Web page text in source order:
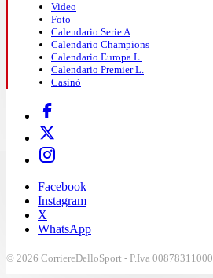
Video
Foto
Calendario Serie A
Calendario Champions
Calendario Europa L.
Calendario Premier L.
Casinò
Facebook
Instagram
X
WhatsApp
© 2026 CorriereDelloSport - P.Iva 00878311000